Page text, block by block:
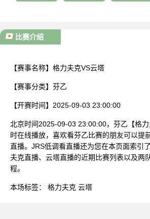
比赛介绍
【赛事名称】 格力夫克VS云塔
【赛事分类】 芬乙
【开赛时间】 2025-09-03 23:00:00
北京时间2025-09-03 23:00:00，芬乙【格
时在线播放，喜欢看芬乙比赛的朋友可以提
直播。JRS低调看直播还为您在本页面索引
夫克直播、云塔直播的近期比赛列表以及两
程。
本场标签： 格力夫克 云塔